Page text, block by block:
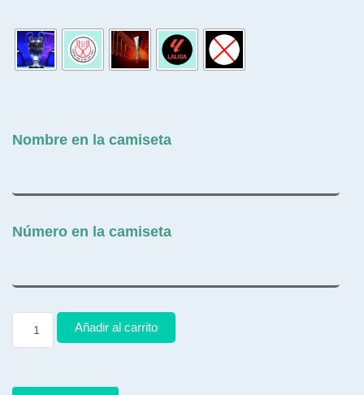
Nombre en la camiseta
Número en la camiseta
Añadir al carrito